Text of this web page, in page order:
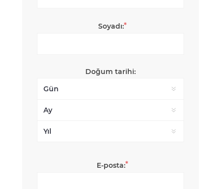
Soyadı:*
Doğum tarihi:
E-posta:*